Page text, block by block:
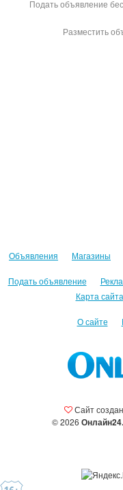
Подать объявление
Разместить
Объявления Магазины
Подать объявление
Карта сайта
О сайте
Сайт создан
© 2026